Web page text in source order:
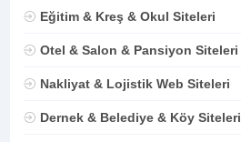
Eğitim & Kreş & Okul Siteleri
Otel & Salon & Pansiyon Siteleri
Nakliyat & Lojistik Web Siteleri
Dernek & Belediye & Köy Siteleri